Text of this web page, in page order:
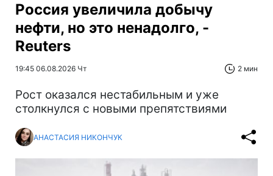
Россия увеличила добычу
нефти, но это ненадолго, -
Reuters
19:45 06.08.2026 Чт 2 мин
Рост оказался нестабильным и уже
столкнулся с новыми препятствиями
АНАСТАСИЯ НИКОНЧУК